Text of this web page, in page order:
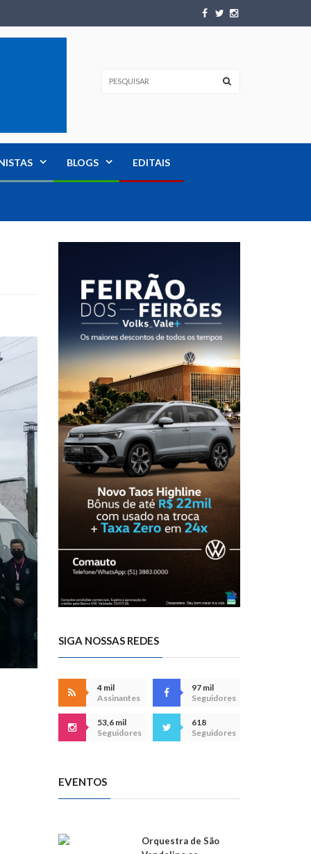
BLOGS EDITAIS
SIGA NOSSAS REDES
4 mil
Assinantes
97 mil
Seguidores
53,6 mil
Seguidores
618
Seguidores
EVENTOS
Orquestra de São